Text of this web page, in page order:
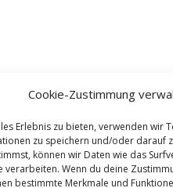
Cookie-Zustimmung
Erlebnis zu bieten, verwenden wir
zu speichern und/oder darauf
können wir Daten wie das
verarbeiten. Wenn du deine
bestimmte Merkmale und